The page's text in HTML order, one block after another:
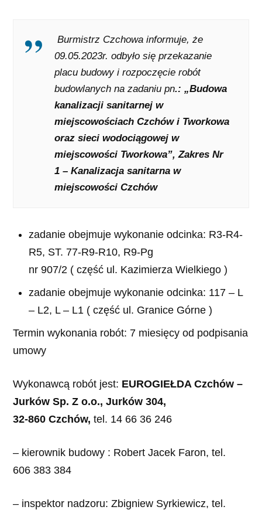
Burmistrz Czchowa informuje, że
09.05.2023r. odbyło się przekazanie
placu budowy i rozpoczęcie robót
budowlanych na zadaniu pn.:„Budowa
kanalizacji sanitarnej w
miejscowościach Czchów i Tworkowa
oraz sieci wodociągowej w
miejscowości Tworkowa”, Zakres Nr
1 – Kanalizacja sanitarna w
miejscowości Czchów
zadanie obejmuje wykonanie odcinka: R3-R4-
R5, ST. 77-R9-R10, R9-Pg
nr 907/2 ( część ul. Kazimierza Wielkiego )
zadanie obejmuje wykonanie odcinka: 117 – L
– L2, L – L1 ( część ul. Granice Górne )
Termin wykonania robót: 7 miesięcy od podpisania
umowy
Wykonawcą robót jest: EUROGIEŁDA Czchów –
Jurków Sp. Z o.o., Jurków 304,
32-860 Czchów,tel. 14 66 36 246
– kierownik budowy : Robert Jacek Faron, tel.
606 383 384
– inspektor nadzoru: Zbigniew Syrkiewicz, tel.